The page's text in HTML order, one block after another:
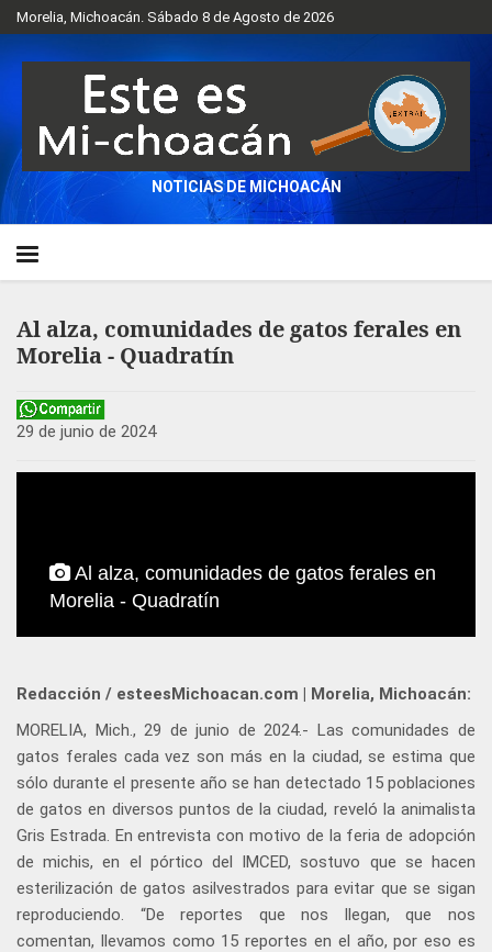
Morelia, Michoacán. Sábado 8 de Agosto de 2026
NOTICIAS DE MICHOACÁN
Al alza, comunidades de gatos ferales en
Morelia - Quadratín
29 de junio de 2024
Al alza, comunidades de gatos ferales en
Morelia - Quadratín
Redacción / esteesMichoacan.com | Morelia, Michoacán:
MORELIA, Mich., 29 de junio de 2024.- Las comunidades de
gatos ferales cada vez son más en la ciudad, se estima que
sólo durante el presente año se han detectado 15 poblaciones
de gatos en diversos puntos de la ciudad, reveló la animalista
Gris Estrada. En entrevista con motivo de la feria de adopción
de michis, en el pórtico del IMCED, sostuvo que se hacen
esterilización de gatos asilvestrados para evitar que se sigan
reproduciendo. “De reportes que nos llegan, que nos
comentan, llevamos como 15 reportes en el año, por eso es